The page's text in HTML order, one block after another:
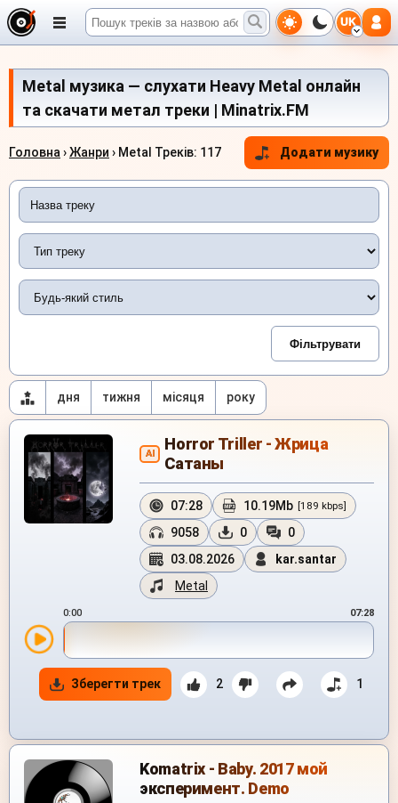
UK
Metal музика — слухати Heavy Metal онлайн
та скачати метал треки | Minatrix.FM
Головна ›Жанри › Metal Треків: 117 Додати музику
дня тижня місяця року
AI
Horror Triller - Жрица
Сатаны
07:28 10.19Mb [189 kbps]
9058 0
0
03.08.2026
kar.santar
Metal
0:00 07:28
Зберегти трек 2 1
Komatrix - Baby. 2017 мой
эксперимент. Demo